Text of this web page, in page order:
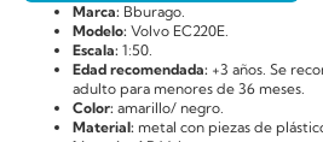
Marca: Bburago.
Modelo: Volvo EC220E.
Escala: 1:50.
Edad recomendada: +3 años. Se
adulto para menores de 36 meses.
Color: amarillo/ negro.
Material: metal con piezas de